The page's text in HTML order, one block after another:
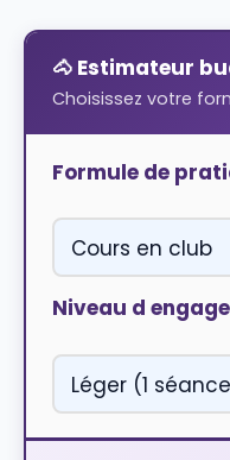
🐴 Estimateur
Choisissez votre
Formule de
Niveau d